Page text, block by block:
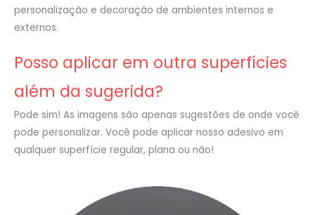
personalização e decoração de ambientes internos e
externos.
Posso aplicar em outra superfícies
além da sugerida?
Pode sim! As imagens são apenas sugestões de onde você
pode personalizar. Você pode aplicar nosso adesivo em
qualquer superfície regular, plana ou não!